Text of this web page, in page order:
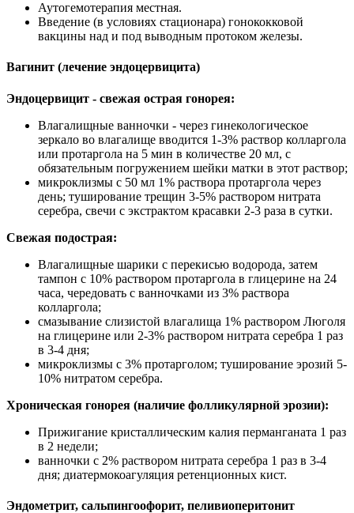
Аутогемотерапия местная.
Введение (в условиях стационара) гонококковой
вакцины над и под выводным протоком железы.
Вагинит (лечение эндоцервицита)
Эндоцервицит - свежая острая гонорея:
Влагалищные ванночки - через гинекологическое
зеркало во влагалище вводится 1-3% раствор колларгола
или протаргола на 5 мин в количестве 20 мл, с
обязательным погружением шейки матки в этот раствор;
микроклизмы с 50 мл 1% раствора протаргола через
день; туширование трещин 3-5% раствором нитрата
серебра, свечи с экстрактом красавки 2-3 раза в сутки.
Свежая подострая:
Влагалищные шарики с перекисью водорода, затем
тампон с 10% раствором протаргола в глицерине на 24
часа, чередовать с ванночками из 3% раствора
колларгола;
смазывание слизистой влагалища 1% раствором Люголя
на глицерине или 2-3% раствором нитрата серебра 1 раз
в 3-4 дня;
микроклизмы с 3% протарголом; туширование эрозий 5-
10% нитратом серебра.
Хроническая гонорея (наличие фолликулярной эрозии):
Прижигание кристаллическим калия перманганата 1 раз
в 2 недели;
ванночки с 2% раствором нитрата серебра 1 раз в 3-4
дня; диатермокоагуляция ретенционных кист.
Эндометрит, сальпингоофорит, пеливиоперитонит